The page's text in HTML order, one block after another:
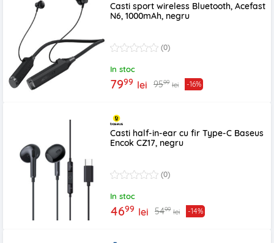
Casti sport wireless Bluetooth, Acefast
N6, 1000mAh, negru
(0)
In stoc
7999 lei 9599 lei -16%
Casti half-in-ear cu fir Type-C Baseus
Encok CZ17, negru
(0)
In stoc
4699 lei 5499 lei -14%